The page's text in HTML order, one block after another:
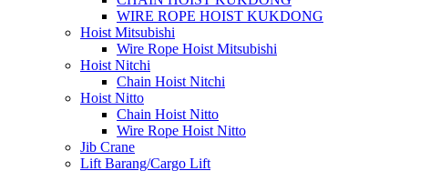
WIRE ROPE HOIST KUKDONG
Hoist Mitsubishi
Wire Rope Hoist Mitsubishi
Hoist Nitchi
Chain Hoist Nitchi
Hoist Nitto
Chain Hoist Nitto
Wire Rope Hoist Nitto
Jib Crane
Lift Barang/Cargo Lift